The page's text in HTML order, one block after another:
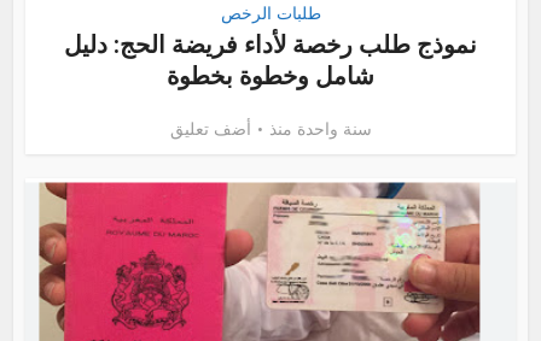
طلبات الرخص
نموذج طلب رخصة لأداء فريضة الحج: دليل
شامل وخطوة بخطوة
سنة واحدة منذ أضف تعليق